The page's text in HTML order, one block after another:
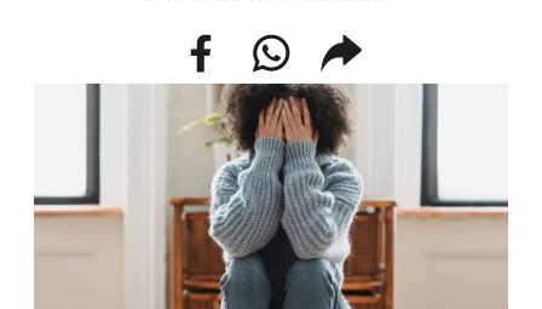
facebookwhatsappcompartir
enlace